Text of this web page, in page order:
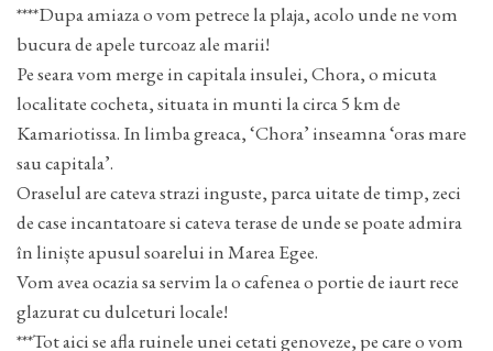
****Dupa amiaza o vom petrece la plaja, acolo unde ne vom
bucura de apele turcoaz ale marii!
Pe seara vom merge in capitala insulei, Chora, o micuta
localitate cocheta, situata in munti la circa 5 km de
Kamariotissa. In limba greaca, ‘Chora’ inseamna ‘oras mare
sau capitala’.
Oraselul are cateva strazi inguste, parca uitate de timp, zeci
de case incantatoare si cateva terase de unde se poate admira
în liniște apusul soarelui in Marea Egee.
Vom avea ocazia sa servim la o cafenea o portie de iaurt rece
glazurat cu dulceturi locale!
***Tot aici se afla ruinele unei cetati genoveze, pe care o vom